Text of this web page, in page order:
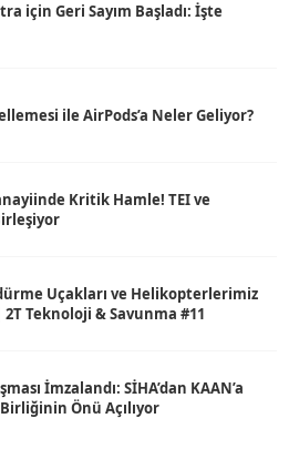
için Geri Sayım Başladı: İşte
ile AirPods’a Neler Geliyor?
Kritik Hamle! TEI ve
Uçakları ve Helikopterlerimiz
Teknoloji & Savunma #11
İmzalandı: SİHA’dan KAAN’a
Önü Açılıyor